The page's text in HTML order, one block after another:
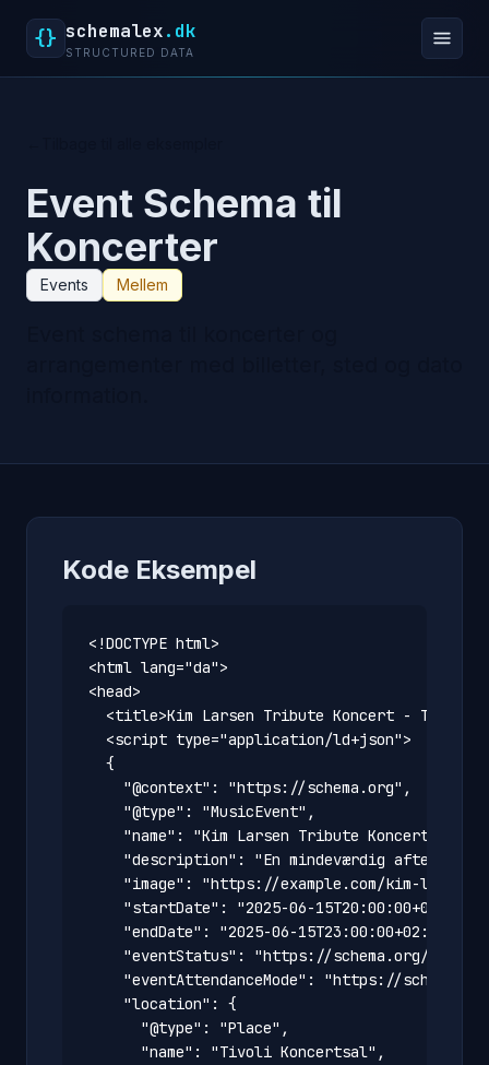
{} schemalex.dk
STRUCTURED DATA
Event Schema til
Koncerter
Events Mellem
Kode Eksempel
<!DOCTYPE html>
<html lang="da">
<head>
<title>Kim Larsen Tribute Koncert -
  <script type="application/ld+json">
  {
    "@context": "https://schema.org",
    "@type": "MusicEvent",
    "name": "Kim Larsen Tribute Koncert",
"description": "En mindeværdig aften med
"image": "https://example.com/kim-larsen-
    "startDate": "2025-06-15T20:00:00+02:00",
    "endDate": "2025-06-15T23:00:00+02:00",
"eventStatus": "https://schema.org/
"eventAttendanceMode": "https://
    "location": {
      "@type": "Place",
      "name": "Tivoli Koncertsal",